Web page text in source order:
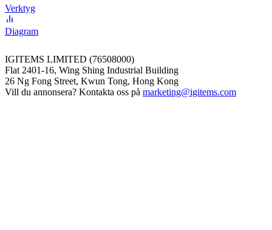
Verktyg
Diagram
IGITEMS LIMITED (76508000)
Flat 2401-16, Wing Shing Industrial Building
26 Ng Fong Street, Kwun Tong, Hong Kong
Vill du annonsera? Kontakta oss på marketing@igitems.com